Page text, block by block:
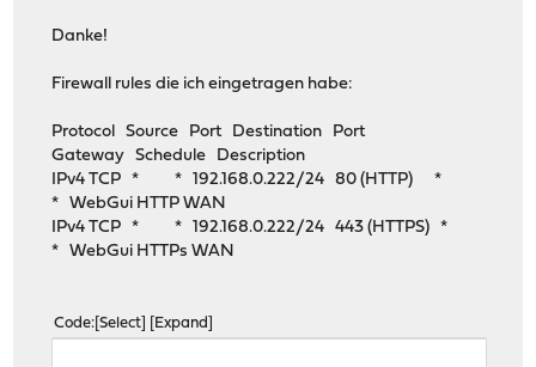
Danke!
Firewall rules die ich eingetragen habe:
Protocol Source Port Destination Port
Gateway Schedule Description
IPv4 TCP * * 192.168.0.222/24 80 (HTTP) *
* WebGui HTTP WAN
IPv4 TCP * * 192.168.0.222/24 443 (HTTPS) *
* WebGui HTTPs WAN
Code Select Expand